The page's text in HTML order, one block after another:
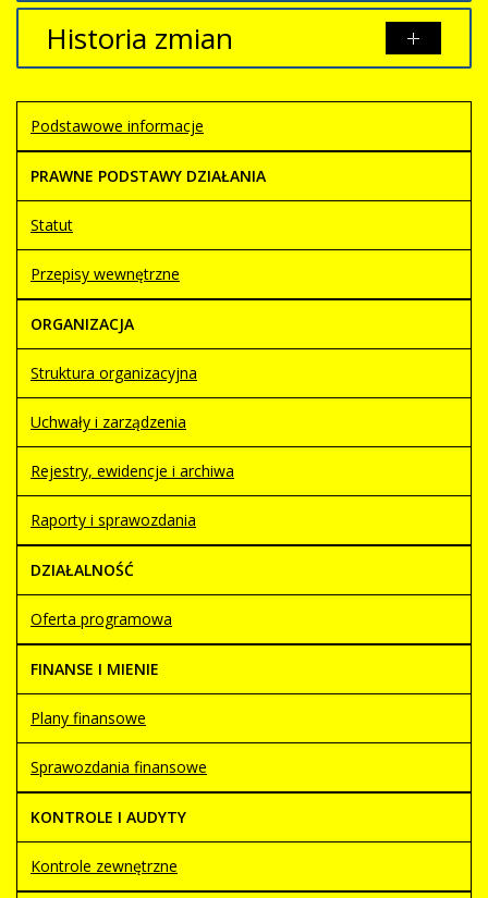
Brak załączników.
Historia zmian
Artykuł
został
zmieniony.
czwartek, 16
maj 2019 13:59
Admin-
Podstawowe informacje
PRAWNE PODSTAWY DZIAŁANIA
Statut
Przepisy wewnętrzne
ORGANIZACJA
Struktura organizacyjna
Uchwały i zarządzenia
Rejestry, ewidencje i archiwa
Raporty i sprawozdania
DZIAŁALNOŚĆ
Oferta programowa
FINANSE I MIENIE
Plany finansowe
Sprawozdania finansowe
KONTROLE I AUDYTY
Kontrole zewnętrzne